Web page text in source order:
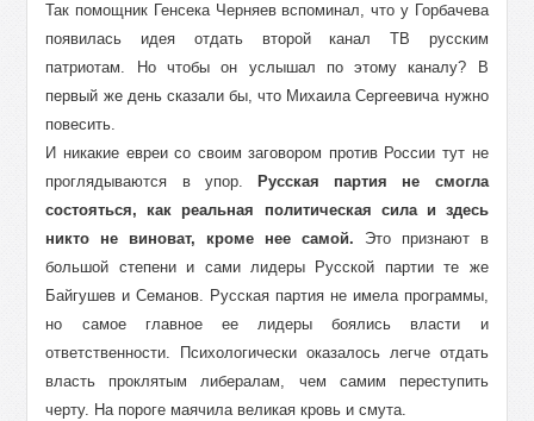
Так помощник Генсека Черняев вспоминал, что у Горбачева
появилась идея отдать второй канал ТВ русским
патриотам. Но чтобы он услышал по этому каналу? В
первый же день сказали бы, что Михаила Сергеевича нужно
повесить.
И никакие евреи со своим заговором против России тут не
проглядываются в упор.
Русская партия не смогла
состояться, как реальная политическая сила и здесь
никто не виноват, кроме нее самой. Это признают в
большой степени и сами лидеры Русской партии те же
Байгушев и Семанов. Русская партия не имела программы,
но самое главное ее лидеры боялись власти и
ответственности. Психологически оказалось легче отдать
власть проклятым либералам, чем самим переступить
черту. На пороге маячила великая кровь и смута.